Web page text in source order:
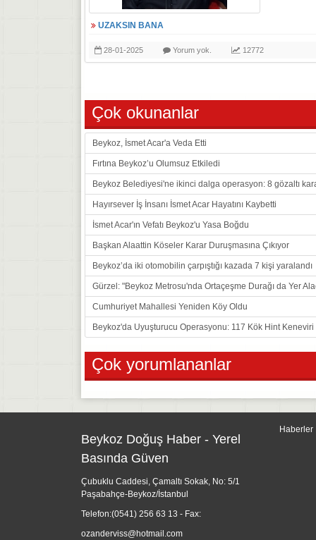
UZAKSIN BANA
28-01-2025 Yorum yok. 12772
Çok okunanlar
Beykoz, İsmet Acar'a Veda Etti
Fırtına Beykoz’u Olumsuz Etkiledi
Beykoz Belediyesi'ne ikinci dalga operasyon: 8 gözaltı
Hayırsever İş İnsanı İsmet Acar Hayatını Kaybetti
İsmet Acar'ın Vefatı Beykoz'u Yasa Boğdu
Başkan Alaattin Köseler Karar Duruşmasına Çıkıyor
Beykoz’da iki otomobilin çarpıştığı kazada 7 kişi yaralandı
Gürzel: "Beykoz Metrosu'nda Ortaçeşme Durağı da Yer
Cumhuriyet Mahallesi Yeniden Köy Oldu
Beykoz'da Uyuşturucu Operasyonu: 117 Kök Hint
Çok yorumlananlar
Beykoz Doğuş Haber - Yerel
Basında Güven
Çubuklu Caddesi, Çamaltı Sokak, No: 5/1
Paşabahçe-Beykoz/İstanbul
Telefon:(0541) 256 63 13 - Fax:
ozanderviss@hotmail.com
Haberler